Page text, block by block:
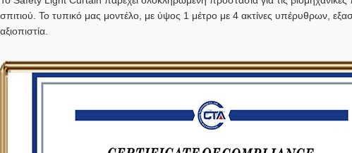
σπιτιού. Το τυπικό μας μοντέλο, με ύψος 1 μέτρο με 4 ακτίνες υπέρυθρων,
αξιοπιστία.